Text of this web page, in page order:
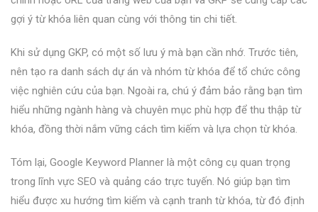
gợi ý từ khóa liên quan cùng với thông tin chi tiết.
Khi sử dụng GKP, có một số lưu ý mà bạn cần nhớ. Trước tiên,
nên tạo ra danh sách dự án và nhóm từ khóa để tổ chức công
việc nghiên cứu của bạn. Ngoài ra, chú ý đảm bảo rằng bạn tìm
hiểu những ngành hàng và chuyên mục phù hợp để thu thập từ
khóa, đồng thời nắm vững cách tìm kiếm và lựa chọn từ khóa.
Tóm lại, Google Keyword Planner là một công cụ quan trọng
trong lĩnh vực SEO và quảng cáo trực tuyến. Nó giúp bạn tìm
hiểu được xu hướng tìm kiếm và cạnh tranh từ khóa, từ đó định